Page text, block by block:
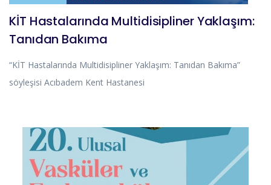
KİT Hastalarında Multidisipliner Yaklaşım:
Tanıdan Bakıma
“KİT Hastalarında Multidisipliner Yaklaşım: Tanıdan Bakıma”
söyleşisi Acıbadem Kent Hastanesi